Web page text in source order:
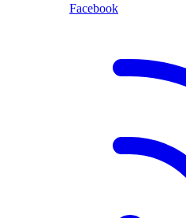
Facebook